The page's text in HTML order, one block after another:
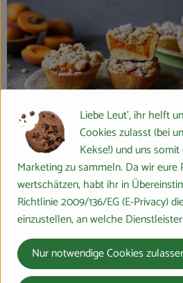
Aprikosen-Küchlein
Schwierigkeit:
einfach 9
Entdecke auch unser Rezept der
Liebe Leut', ihr helft
Cookies zulasst (bei
Kekse!) und uns
Marketing zu sammeln. Da wir eure
wertschätzen, habt ihr in
Richtlinie 2009/136/EG (E-Privacy)
einzustellen, an welche
Nur notwendige Cookies